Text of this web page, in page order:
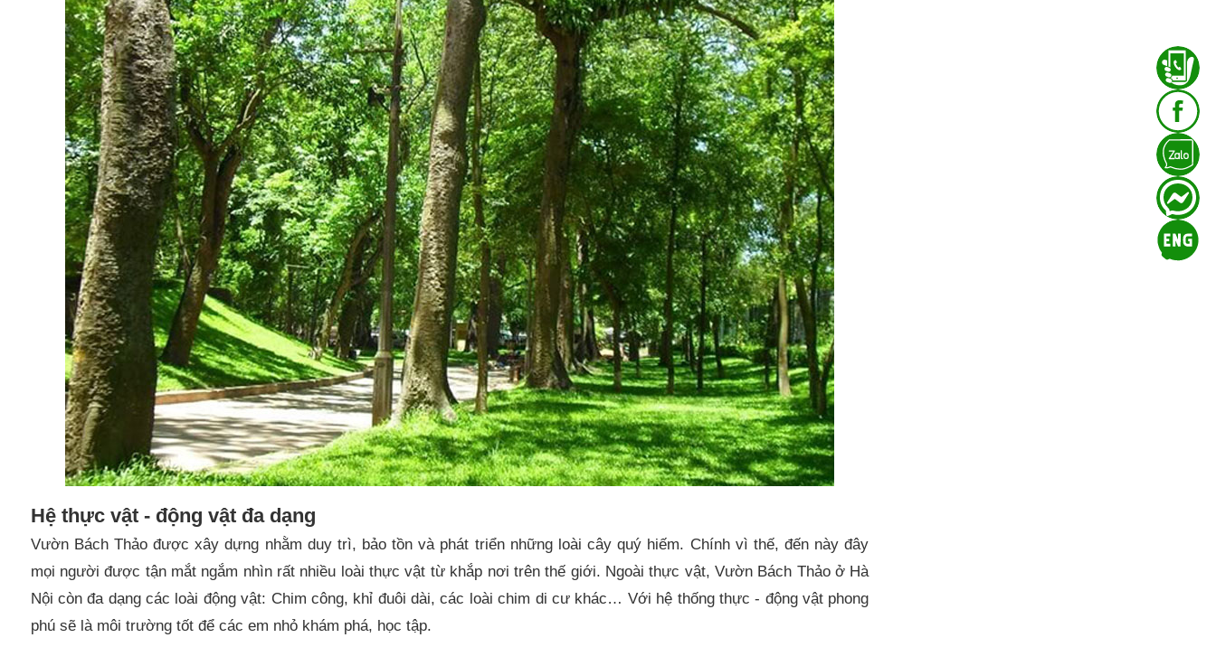
Hệ thực vật - động vật đa dạng
Vườn Bách Thảo được xây dựng nhằm duy trì, bảo tồn và phát triển những loài cây quý hiếm. Chính vì thế, đến này đây
mọi người được tận mắt ngắm nhìn rất nhiều loài thực vật từ khắp nơi trên thế giới. Ngoài thực vật, Vườn Bách Thảo ở Hà
Nội còn đa dạng các loài động vật: Chim công, khỉ đuôi dài, các loài chim di cư khác… Với hệ thống thực - động vật phong
phú sẽ là môi trường tốt để các em nhỏ khám phá, học tập.